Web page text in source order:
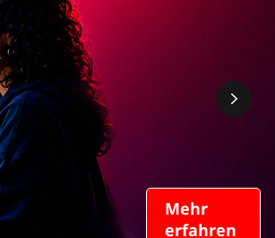
Mehr
erfahren